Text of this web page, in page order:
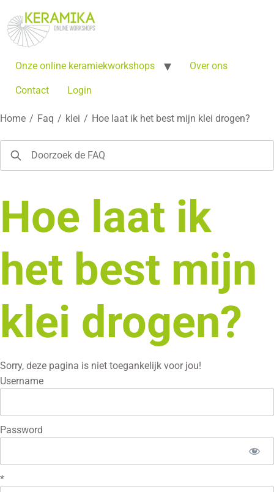
Onze online keramiekworkshops Over ons
Contact Login
Home / Faq / klei / Hoe laat ik het best mijn klei drogen?
Hoe laat ik
het best mijn
klei drogen?
Sorry, deze pagina is niet toegankelijk voor jou!
Username
Password
*